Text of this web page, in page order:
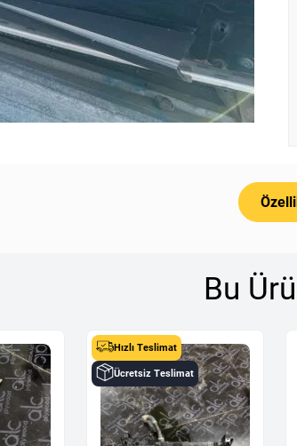
Bu
Hızlı Teslimat
Ücretsiz Teslimat